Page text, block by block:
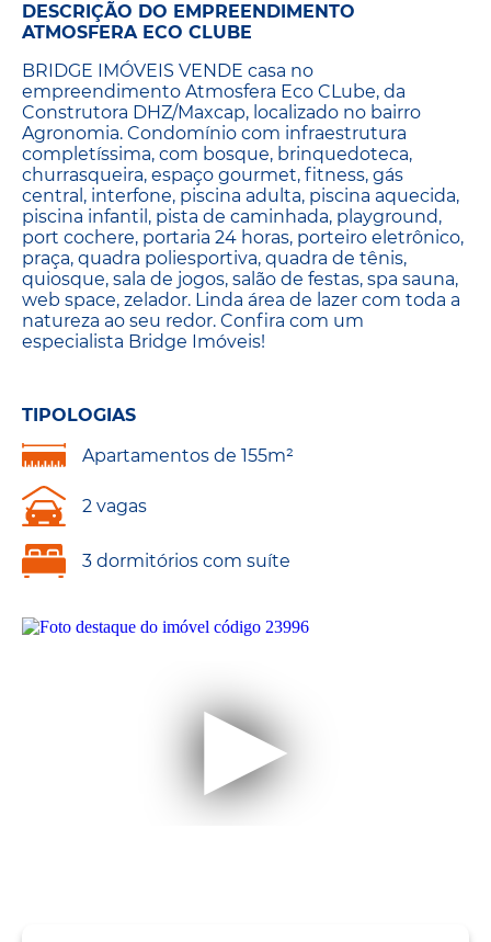
DESCRIÇÃO DO EMPREENDIMENTO
ATMOSFERA ECO CLUBE
BRIDGE IMÓVEIS VENDE casa no
empreendimento Atmosfera Eco CLube, da
Construtora DHZ/Maxcap, localizado no bairro
Agronomia. Condomínio com infraestrutura
completíssima, com bosque, brinquedoteca,
churrasqueira, espaço gourmet, fitness, gás
central, interfone, piscina adulta, piscina aquecida,
piscina infantil, pista de caminhada, playground,
port cochere, portaria 24 horas, porteiro eletrônico,
praça, quadra poliesportiva, quadra de tênis,
quiosque, sala de jogos, salão de festas, spa sauna,
web space, zelador. Linda área de lazer com toda a
natureza ao seu redor. Confira com um
especialista Bridge Imóveis!
TIPOLOGIAS
Apartamentos de 155m²
2 vagas
3 dormitórios com suíte